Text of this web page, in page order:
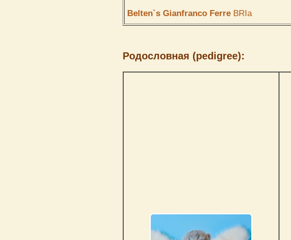
Belten`s Gianfranco Ferre BRIa
Родословная (pedigree):